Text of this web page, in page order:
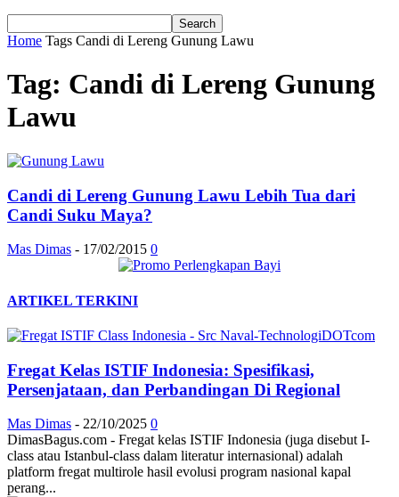
Home Tags Candi di Lereng Gunung Lawu
Tag: Candi di Lereng Gunung
Lawu
Candi di Lereng Gunung Lawu Lebih Tua dari
Candi Suku Maya?
Mas Dimas - 17/02/2015 0
ARTIKEL TERKINI
Fregat Kelas ISTIF Indonesia: Spesifikasi,
Persenjataan, dan Perbandingan Di Regional
Mas Dimas - 22/10/2025 0
DimasBagus.com - Fregat kelas ISTIF Indonesia (juga disebut I-
class atau Istanbul-class dalam literatur internasional) adalah
platform fregat multirole hasil evolusi program nasional kapal
perang...